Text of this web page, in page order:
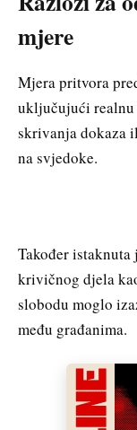
mjere
Mjera pritvora
uključujući realnu
skrivanja dokaza
na svjedoke.
Također istaknuta
krivičnog djela
slobodu moglo
među građanima.